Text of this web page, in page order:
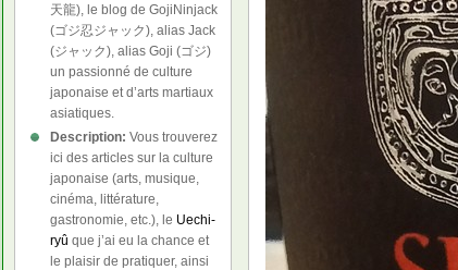
天龍), le blog de GojiNinjack
(ゴジ忍ジャック), alias Jack
(ジャック), alias Goji (ゴジ)
un passionné de culture
japonaise et d’arts martiaux
asiatiques.
Description: Vous trouverez
ici des articles sur la culture
japonaise (arts, musique,
cinéma, littérature,
gastronomie, etc.), le Uechi-
ryû que j’ai eu la chance et
le plaisir de pratiquer, ainsi